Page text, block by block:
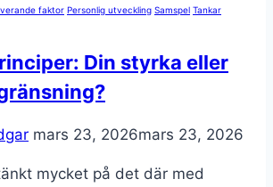
om
faktor Personlig utveckling Samspel Tankar
Din styrka eller
mars 23, 2026mars 23, 2026
mycket på det där med